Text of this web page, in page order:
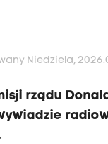
Niedziela,
rządu